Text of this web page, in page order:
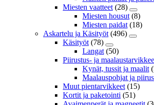
Miesten vaatteet (28)
Miesten housut (8)
Miesten paidat (18)
Askartelu ja Käsityöt (496)
Käsityöt (78)
Langat (50)
Piirustus- ja
Kynät, tussit ja maalit
Maalauspohjat ja
Muut pientarvikkeet (15)
Kortit ja paketointi (51)